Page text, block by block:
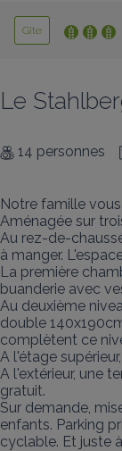
Gîte
Le
14 personnes
Notre famille
Aménagée sur
Au rez-de-
à manger.
La première
buanderie avec
Au deuxième
double
complètent ce
A l'étage
A l'extérieur, une
gratuit.
Sur demande,
enfants. Parking
cyclable. Et juste